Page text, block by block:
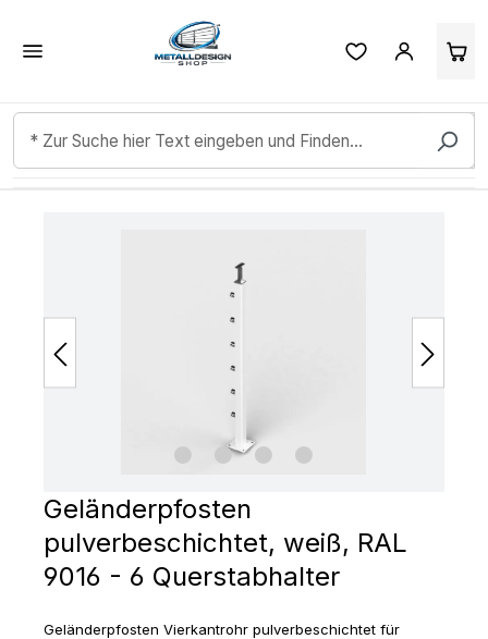
Zum Hauptinhalt springen
Geländerpfosten
pulverbeschichtet, weiß, RAL
9016 - 6 Querstabhalter
Geländerpfosten Vierkantrohr pulverbeschichtet für